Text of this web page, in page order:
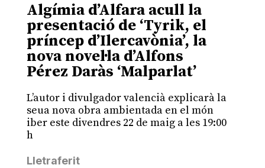
Algímia d’Alfara acull la
presentació de ‘Tyrik, el
príncep d’Ilercavònia’, la
nova novel·la d’Alfons
Pérez Daràs ‘Malparlat’
L’autor i divulgador valencià explicarà la
seua nova obra ambientada en el món
iber este divendres 22 de maig a les 19:00
h
Lletraferit